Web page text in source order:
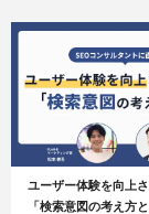
ユーザー体験を向上
「検索意図の考え方